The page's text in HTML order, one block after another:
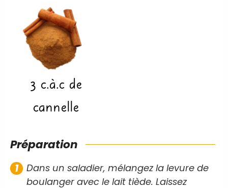
3 c.à.c de
cannelle
Préparation
Dans un saladier, mélangez la levure de
boulanger avec le lait tiède. Laissez